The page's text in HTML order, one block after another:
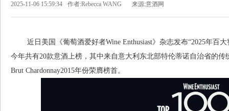
2025-11-06 15:59:34 作者:Rebecca WANG 来源:意酒网
近日美国《葡萄酒爱好者Wine Enthusiast》杂志发布“2025年百大
今年共有20款意酒上榜，其中来自意大利东北部特伦蒂诺自治省的传
Brut Chardonnay2015年份荣膺榜首。